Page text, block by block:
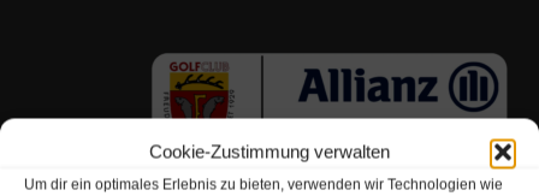
Cookie-Zustimmung verwalten
Um dir ein optimales Erlebnis zu bieten, verwenden wir Technologien wie